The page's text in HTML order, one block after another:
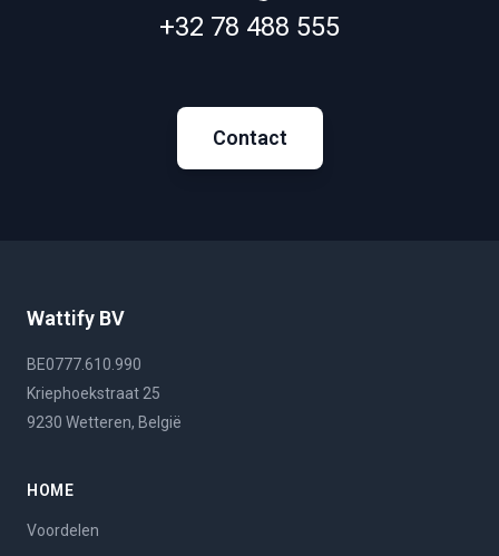
+32 78 488 555
Contact
Wattify BV
BE0777.610.990
Kriephoekstraat 25
9230 Wetteren, België
HOME
Voordelen